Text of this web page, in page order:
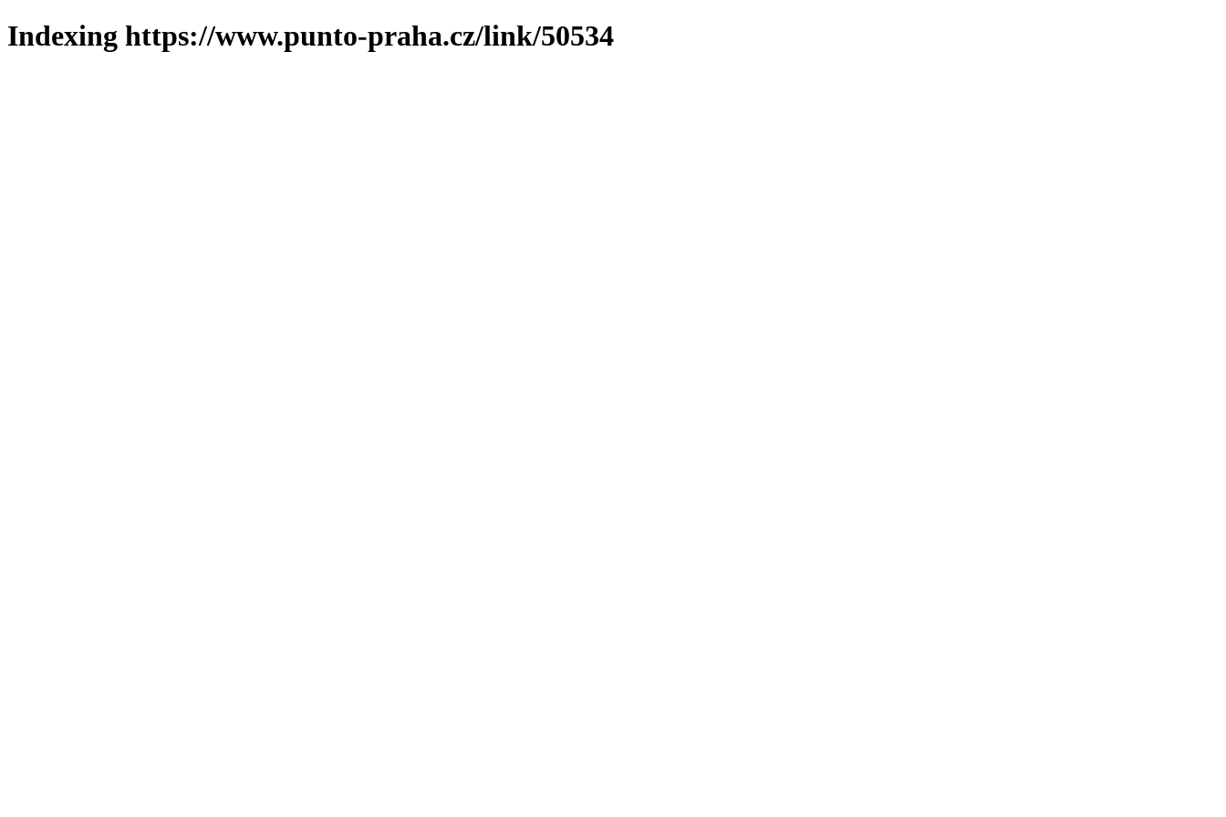
Indexing https://www.punto-praha.cz/link/50534